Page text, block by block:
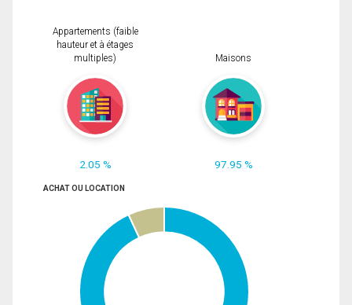
Appartements (faible
hauteur et à étages
multiples)
2.05 %
Maisons
97.95 %
ACHAT OU LOCATION